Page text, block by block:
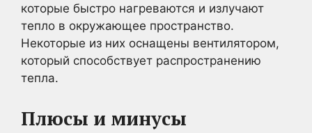
которые быстро нагреваются и излучают
тепло в окружающее пространство.
Некоторые из них оснащены вентилятором,
который способствует распространению
тепла.
Плюсы и минусы